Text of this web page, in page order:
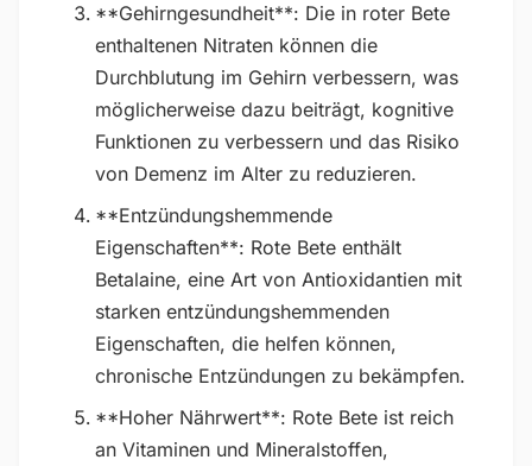
**Gehirngesundheit**: Die in roter Bete
enthaltenen Nitraten können die
Durchblutung im Gehirn verbessern, was
möglicherweise dazu beiträgt, kognitive
Funktionen zu verbessern und das Risiko
von Demenz im Alter zu reduzieren.
**Entzündungshemmende
Eigenschaften**: Rote Bete enthält
Betalaine, eine Art von Antioxidantien mit
starken entzündungshemmenden
Eigenschaften, die helfen können,
chronische Entzündungen zu bekämpfen.
**Hoher Nährwert**: Rote Bete ist reich
an Vitaminen und Mineralstoffen,